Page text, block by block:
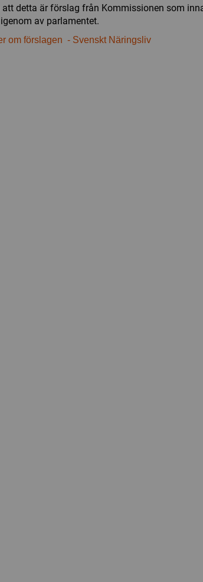
att detta är förslag från Kommissionen som
av parlamentet.
om förslagen - Svenskt Näringsliv